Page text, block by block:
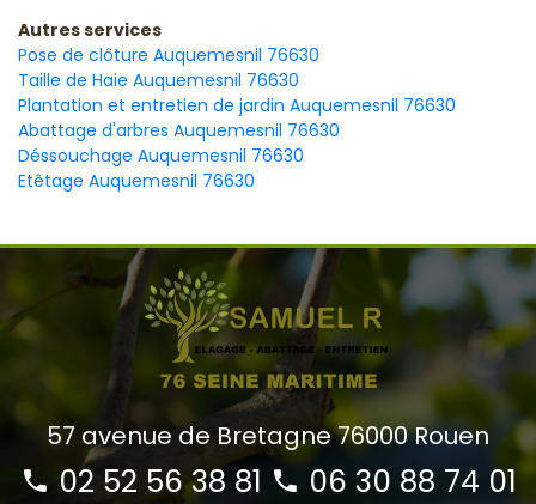
Autres services
Pose de clôture Auquemesnil 76630
Taille de Haie Auquemesnil 76630
Plantation et entretien de jardin Auquemesnil 76630
Abattage d'arbres Auquemesnil 76630
Déssouchage Auquemesnil 76630
Etêtage Auquemesnil 76630
57 avenue de Bretagne 76000 Rouen
02 52 56 38 81 06 30 88 74 01